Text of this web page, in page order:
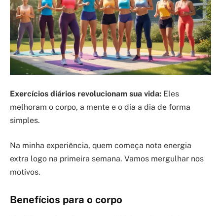
Exercícios diários revolucionam sua vida: Eles
melhoram o corpo, a mente e o dia a dia de forma
simples.
Na minha experiência, quem começa nota energia
extra logo na primeira semana. Vamos mergulhar nos
motivos.
Benefícios para o corpo